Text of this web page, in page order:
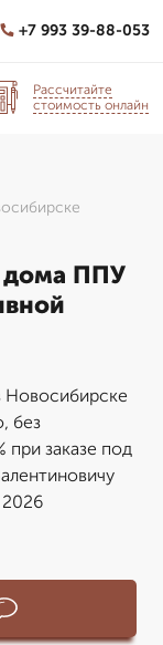
+7 993 39-88-053
Рассчитайте
стоимость онлайн
дома ППУ
Новосибирске
без
при заказе под
2026